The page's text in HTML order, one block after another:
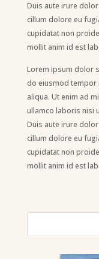
Duis aute irure
cillum dolore eu
cupidatat non
mollit anim id est
Lorem ipsum dolor
do eiusmod tempor
aliqua. Ut enim ad
ullamco laboris nisi
Duis aute irure
cillum dolore eu
cupidatat non
mollit anim id est